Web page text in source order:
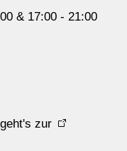
& 17:00 - 21:00
zur